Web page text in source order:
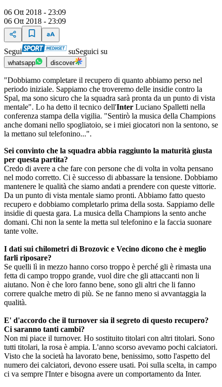
06 Ott 2018 - 23:09
06 Ott 2018 - 23:09
Segui suSeguici su
whatsapp discover
"Dobbiamo completare il recupero di quanto abbiamo perso nel
periodo iniziale. Sappiamo che troveremo delle insidie contro la
Spal, ma sono sicuro che la squadra sarà pronta da un punto di vista
mentale". Lo ha detto il tecnico dell'Inter Luciano Spalletti nella
conferenza stampa della vigilia. "Sentirò la musica della Champions
anche domani nello spogliatoio, se i miei giocatori non la sentono, se
la mettano sul telefonino...".
Sei convinto che la squadra abbia raggiunto la maturità giusta
per questa partita?
Credo di avere a che fare con persone che di volta in volta pensano
nel modo corretto. Ci è successo di abbassare la tensione. Dobbiamo
mantenere le qualità che siamo andati a prendere con queste vittorie.
Da un punto di vista mentale siamo pronti. Abbiamo fatto questo
recupero e dobbiamo completarlo prima della sosta. Sappiamo delle
insidie di questa gara. La musica della Champions la sento anche
domani. Chi non la sente la metta sul telefonino e la faccia suonare
tante volte.
I dati sui chilometri di Brozovic e Vecino dicono che è meglio
farli riposare?
Se quelli lì in mezzo hanno corso troppo è perché gli è rimasta una
fetta di campo troppo grande, vuol dire che gli attaccanti non li
aiutano. Non è che loro fanno bene, sono gli altri che li fanno
correre qualche metro di più. Se ne fanno meno si avvantaggia la
qualità.
E' d'accordo che il turnover sia il segreto di questo recupero?
Ci saranno tanti cambi?
Non mi piace il turnover. Ho sostituito titolari con altri titolari. Sono
tutti titolari, la rosa è ampia. L'anno scorso avevamo pochi calciatori.
Visto che la società ha lavorato bene, benissimo, sotto l'aspetto del
numero dei calciatori, devono essere usati. Poi sulla scelta, in campo
ci va sempre l'Inter e bisogna avere un comportamento da Inter.